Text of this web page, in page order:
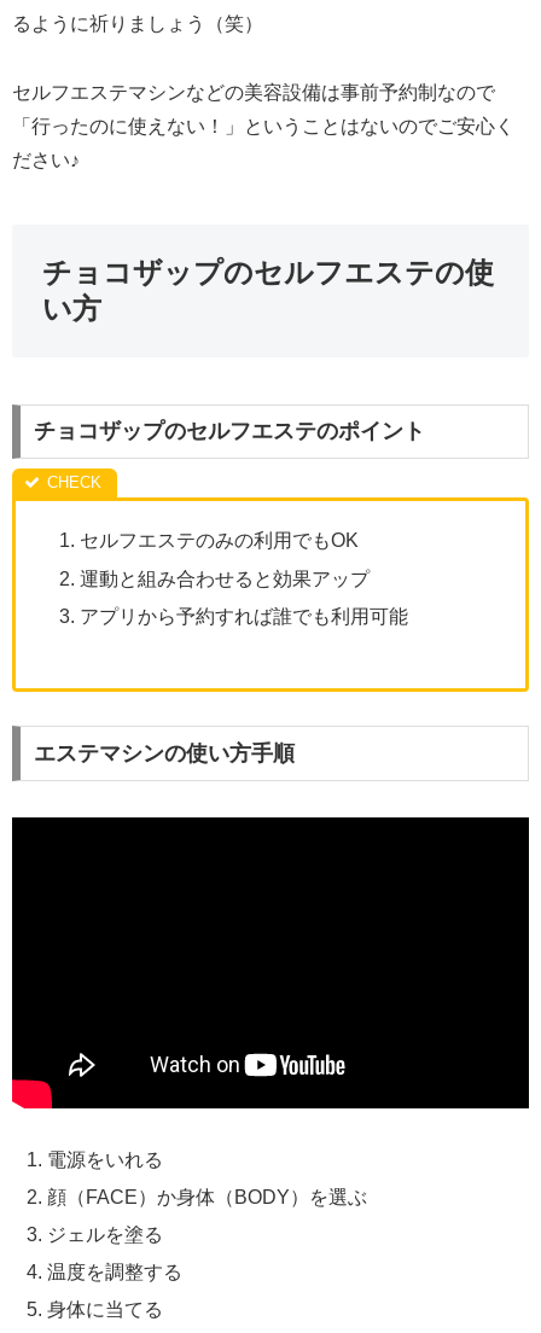
るように祈りましょう（笑）
セルフエステマシンなどの美容設備は事前予約制なので
「行ったのに使えない！」ということはないのでご安心く
ださい♪
チョコザップのセルフエステの使
い方
チョコザップのセルフエステのポイント
セルフエステのみの利用でもOK
運動と組み合わせると効果アップ
アプリから予約すれば誰でも利用可能
エステマシンの使い方手順
電源をいれる
顔（FACE）か身体（BODY）を選ぶ
ジェルを塗る
温度を調整する
身体に当てる